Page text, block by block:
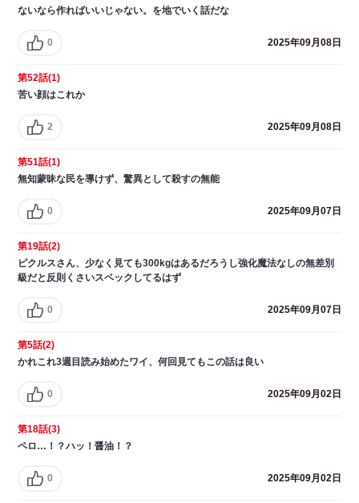
ないなら作ればいいじゃない。を地でいく話だな
0 2025年09月08日
第52話(1)
苦い顔はこれか
2 2025年09月08日
第51話(1)
無知蒙昧な民を導けず、驚異として殺すの無能
0 2025年09月07日
第19話(2)
ピクルスさん、少なく見ても300kgはあるだろうし強化魔法なしの無差別
級だと反則くさいスペックしてるはず
0 2025年09月07日
第5話(2)
かれこれ3週目読み始めたワイ、何回見てもこの話は良い
0 2025年09月02日
第18話(3)
ペロ…！？ハッ！醤油！？
0 2025年09月02日